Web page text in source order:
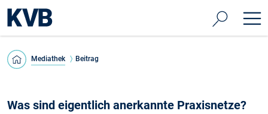
Mediathek Beitrag
Was sind eigentlich anerkannte Praxisnetze?